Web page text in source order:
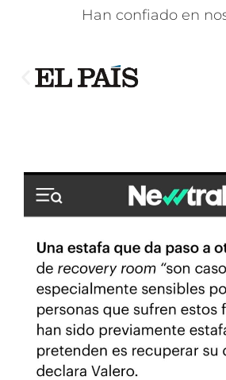
Han confiado en